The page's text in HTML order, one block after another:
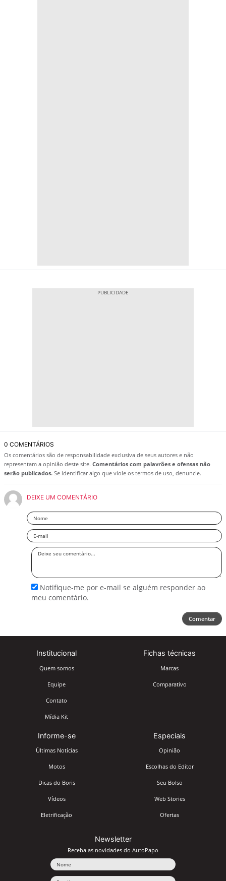
0 COMENTÁRIOS
Os comentários são de responsabilidade exclusiva de seus autores e não
representam a opinião deste site. Comentários com palavrões e ofensas não
serão publicados. Se identificar algo que viole os termos de uso, denuncie.
DEIXE UM COMENTÁRIO
Nome
Email
Deixe
Notifique-me por e-mail se alguém responder ao
meu comentário.
Comentar
Institucional
Quem somos
Equipe
Contato
Mídia Kit
Fichas técnicas
Marcas
Comparativo
Informe-se
Últimas Notícias
Motos
Dicas do Boris
Vídeos
Eletrificação
Especiais
Opinião
Escolhas do Editor
Seu Bolso
Web Stories
Ofertas
Newsletter
Receba as novidades do AutoPapo